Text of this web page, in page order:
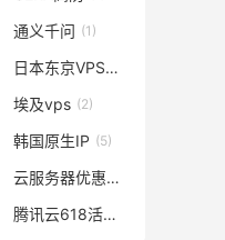
(2)通义千问 (1)
日本东京VPS
(2)
埃及vps (2)
(1)
韩国原生IP (5)
云服务器优惠
(2)
腾讯云618活动